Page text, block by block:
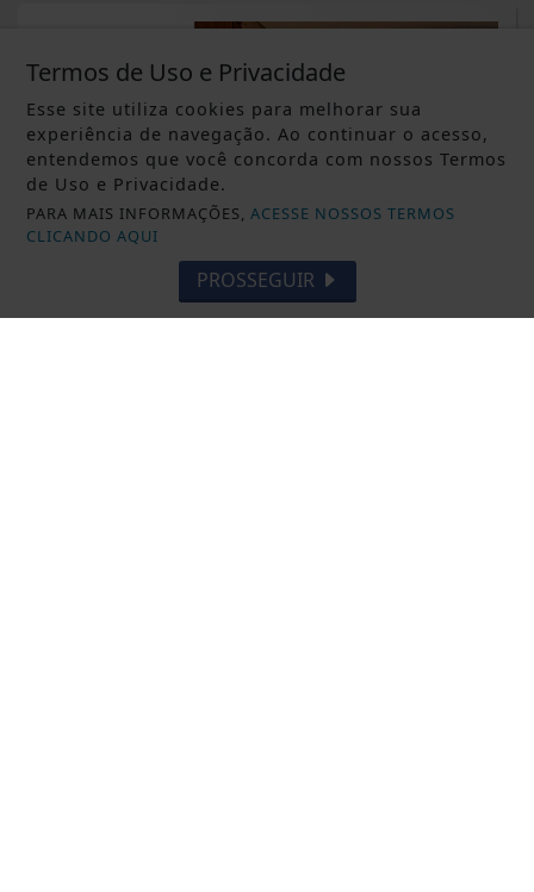
DESTAQUE ALTERNATIVO
Termos de Uso e Privacidade
Esse site utiliza cookies para melhorar sua
experiência de navegação. Ao continuar o acesso,
entendemos que você concorda com nossos Termos
de Uso e Privacidade.
PARA MAIS INFORMAÇÕES,ACESSE NOSSOS TERMOS
CLICANDO AQUI
PROSSEGUIR